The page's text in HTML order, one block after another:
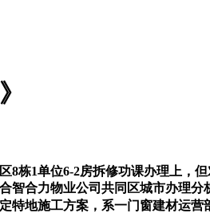
1单位6-2房拆修功课办理上，
合力物业公司共同区城市办理
特地施工方案，系一门窗建材运营